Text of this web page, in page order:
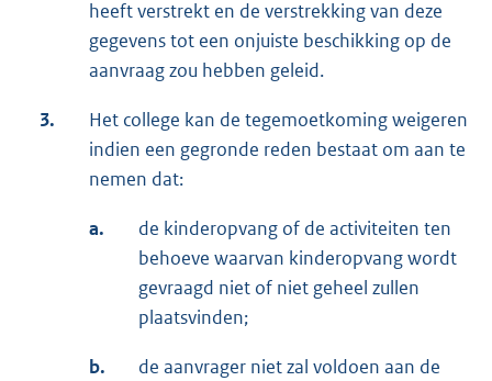
heeft verstrekt en de verstrekking van deze
gegevens tot een onjuiste beschikking op de
aanvraag zou hebben geleid.
3.
Het college kan de tegemoetkoming weigeren
indien een gegronde reden bestaat om aan te
nemen dat:
a.
de kinderopvang of de activiteiten ten
behoeve waarvan kinderopvang wordt
gevraagd niet of niet geheel zullen
plaatsvinden;
b.
de aanvrager niet zal voldoen aan de